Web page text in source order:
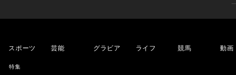
スポーツ
特集
芸能 グラビア ライフ 競馬 動画